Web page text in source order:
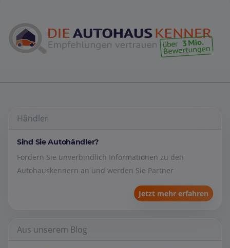
Händler
Sind Sie Autohändler?
Fordern Sie unverbindlich Informationen zu den
Autohauskennern an und werden Sie Partner
Jetzt mehr erfahren
Aus unserem Blog